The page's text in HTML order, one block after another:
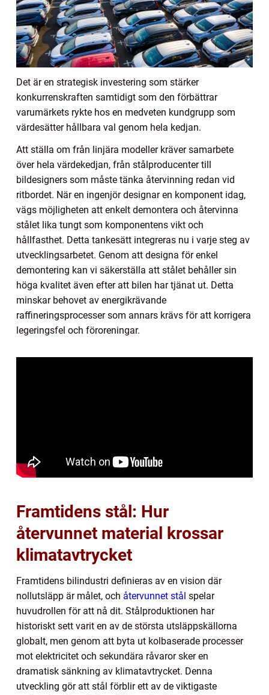
Det är en strategisk investering som stärker
konkurrenskraften samtidigt som den förbättrar
varumärkets rykte hos en medveten kundgrupp som
värdesätter hållbara val genom hela kedjan.
Att ställa om från linjära modeller kräver samarbete
över hela värdekedjan, från stålproducenter till
bildesigners som måste tänka återvinning redan vid
ritbordet. När en ingenjör designar en komponent idag,
vägs möjligheten att enkelt demontera och återvinna
stålet lika tungt som komponentens vikt och
hållfasthet. Detta tankesätt integreras nu i varje steg av
utvecklingsarbetet. Genom att designa för enkel
demontering kan vi säkerställa att stålet behåller sin
höga kvalitet även efter att bilen har tjänat ut. Detta
minskar behovet av energikrävande
raffineringsprocesser som annars krävs för att korrigera
legeringsfel och föroreningar.
Framtidens stål: Hur
återvunnet material krossar
klimatavtrycket
Framtidens bilindustri definieras av en vision där
nollutsläpp är målet, och återvunnet stål spelar
huvudrollen för att nå dit. Stålproduktionen har
historiskt sett varit en av de största utsläppskällorna
globalt, men genom att byta ut kolbaserade processer
mot elektricitet och sekundära råvaror sker en
dramatisk sänkning av klimatavtrycket. Denna
utveckling gör att stål förblir ett av de viktigaste